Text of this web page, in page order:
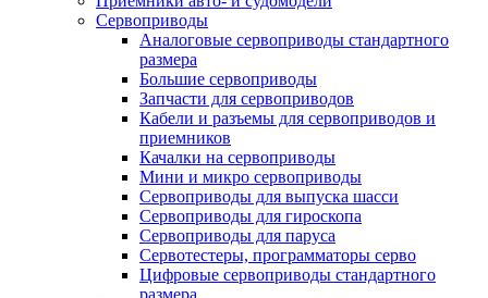
Сервоприводы
Аналоговые сервоприводы стандартного
размера
Большие сервоприводы
Запчасти для сервоприводов
Кабели и разъемы для сервоприводов и
приемников
Качалки на сервоприводы
Мини и микро сервоприводы
Сервоприводы для выпуска шасси
Сервоприводы для гироскопа
Сервоприводы для паруса
Сервотестеры, программаторы серво
Цифровые сервоприводы стандартного
размера